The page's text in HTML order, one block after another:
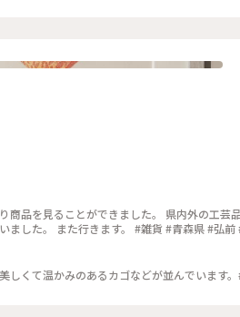
商品を見ることができました。 県内外の工芸
しくて温かみのあるカゴなどが並んでいます